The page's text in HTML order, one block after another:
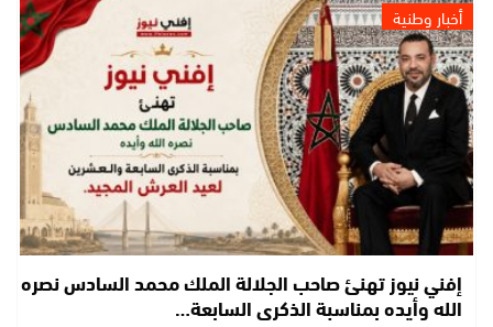
أخبار وطنية
إفني نيوز تهنئ صاحب الجلالة الملك محمد السادس نصره
الله وأيده بمناسبة الذكرى السابعة…